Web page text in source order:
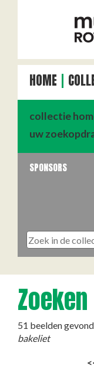
HOME
collectie
uw
SPONSORS
Zoeken
51 beelden
bakeliet